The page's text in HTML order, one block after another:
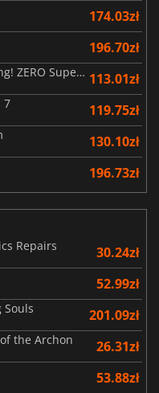
174.03zł
196.70zł
DRAGON BALL Sparking! ZERO Super Limit Breaking NEO 113.01zł
7 119.75zł
130.10zł
196.73zł
Repairs
30.24zł
52.99zł
Souls 201.09zł
the Archon 26.31zł
53.88zł